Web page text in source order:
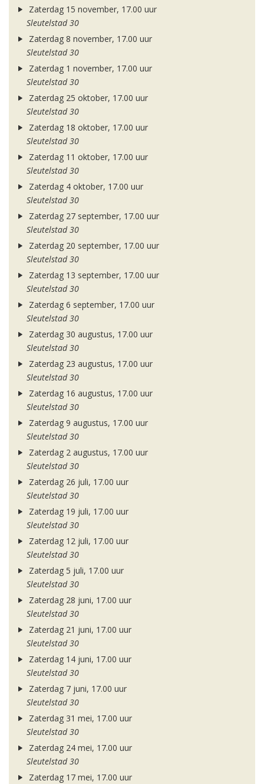
Zaterdag 15 november, 17.00 uur
Sleutelstad 30
Zaterdag 8 november, 17.00 uur
Sleutelstad 30
Zaterdag 1 november, 17.00 uur
Sleutelstad 30
Zaterdag 25 oktober, 17.00 uur
Sleutelstad 30
Zaterdag 18 oktober, 17.00 uur
Sleutelstad 30
Zaterdag 11 oktober, 17.00 uur
Sleutelstad 30
Zaterdag 4 oktober, 17.00 uur
Sleutelstad 30
Zaterdag 27 september, 17.00 uur
Sleutelstad 30
Zaterdag 20 september, 17.00 uur
Sleutelstad 30
Zaterdag 13 september, 17.00 uur
Sleutelstad 30
Zaterdag 6 september, 17.00 uur
Sleutelstad 30
Zaterdag 30 augustus, 17.00 uur
Sleutelstad 30
Zaterdag 23 augustus, 17.00 uur
Sleutelstad 30
Zaterdag 16 augustus, 17.00 uur
Sleutelstad 30
Zaterdag 9 augustus, 17.00 uur
Sleutelstad 30
Zaterdag 2 augustus, 17.00 uur
Sleutelstad 30
Zaterdag 26 juli, 17.00 uur
Sleutelstad 30
Zaterdag 19 juli, 17.00 uur
Sleutelstad 30
Zaterdag 12 juli, 17.00 uur
Sleutelstad 30
Zaterdag 5 juli, 17.00 uur
Sleutelstad 30
Zaterdag 28 juni, 17.00 uur
Sleutelstad 30
Zaterdag 21 juni, 17.00 uur
Sleutelstad 30
Zaterdag 14 juni, 17.00 uur
Sleutelstad 30
Zaterdag 7 juni, 17.00 uur
Sleutelstad 30
Zaterdag 31 mei, 17.00 uur
Sleutelstad 30
Zaterdag 24 mei, 17.00 uur
Sleutelstad 30
Zaterdag 17 mei, 17.00 uur